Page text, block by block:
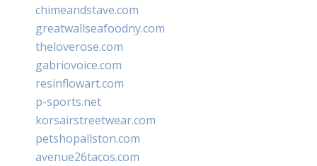
chimeandstave.com
greatwallseafoodny.com
theloverose.com
gabriovoice.com
resinflowart.com
p-sports.net
korsairstreetwear.com
petshopallston.com
avenue26tacos.com